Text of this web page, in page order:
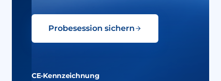
Probesession sichern
CE-Kennzeichnung